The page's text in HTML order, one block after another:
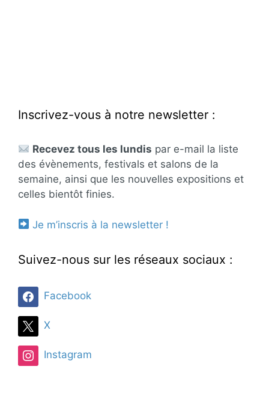
Inscrivez-vous à notre newsletter :
Recevez tous les lundis par e-mail la liste
des évènements, festivals et salons de la
semaine, ainsi que les nouvelles expositions et
celles bientôt finies.
Je m’inscris à la newsletter !
Suivez-nous sur les réseaux sociaux :
Facebook
X
Instagram